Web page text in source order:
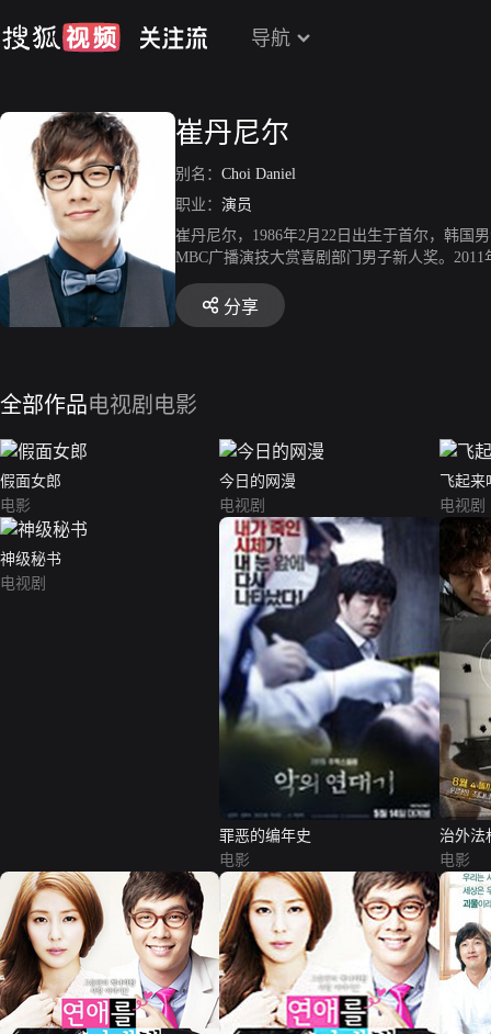
导航
崔丹尼尔
别名： Choi Daniel
职业： 演员
崔丹尼尔，1986年2月22日出生于首尔，韩国
MBC广播演技大赏喜剧部门男子新人奖。
《期待恋爱》，获得了KBS独幕剧奖男子优
崔丹尼尔主演电影《治外法权》。2015年10
分享
全部作品电视剧 电影
假面女郎
电影
今日的网漫
电视剧
飞起
电视剧
神级秘书
电视剧
罪恶的编年史
电影
治外法
电影